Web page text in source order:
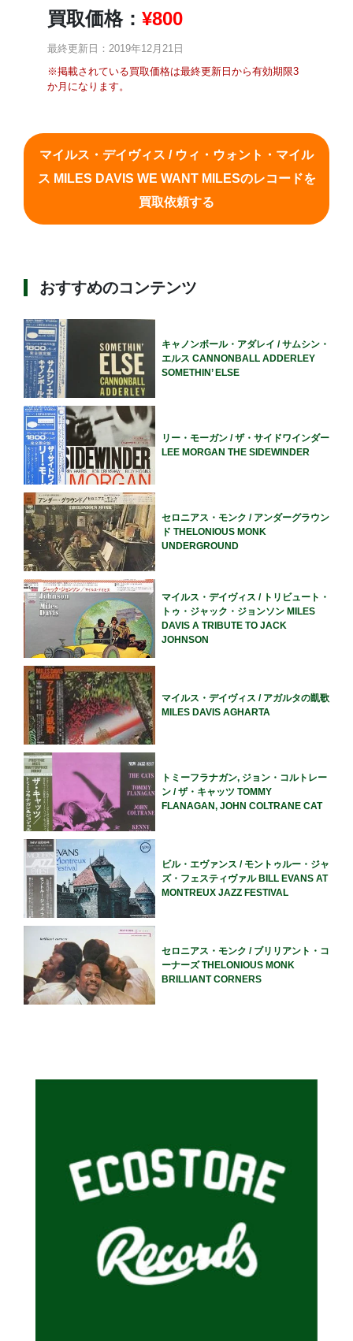
買取価格： ¥800
最終更新日：2019年12月21日
※掲載されている買取価格は最終更新日から有効期限3
か月になります。
マイルス・デイヴィス / ウィ・ウォント・マイル
ス MILES DAVIS WE WANT MILESのレコードを
買取依頼する
おすすめのコンテンツ
キャノンボール・アダレイ / サムシン・
エルス CANNONBALL ADDERLEY
SOMETHIN’ ELSE
リー・モーガン / ザ・サイドワインダー
LEE MORGAN THE SIDEWINDER
セロニアス・モンク / アンダーグラウン
ド THELONIOUS MONK
UNDERGROUND
マイルス・デイヴィス / トリビュート・
トゥ・ジャック・ジョンソン MILES
DAVIS A TRIBUTE TO JACK
JOHNSON
マイルス・デイヴィス / アガルタの凱歌
MILES DAVIS AGHARTA
トミーフラナガン, ジョン・コルトレー
ン / ザ・キャッツ TOMMY
FLANAGAN, JOHN COLTRANE CAT
ビル・エヴァンス / モントゥルー・ジャ
ズ・フェスティヴァル BILL EVANS AT
MONTREUX JAZZ FESTIVAL
セロニアス・モンク / ブリリアント・コ
ーナーズ THELONIOUS MONK
BRILLIANT CORNERS